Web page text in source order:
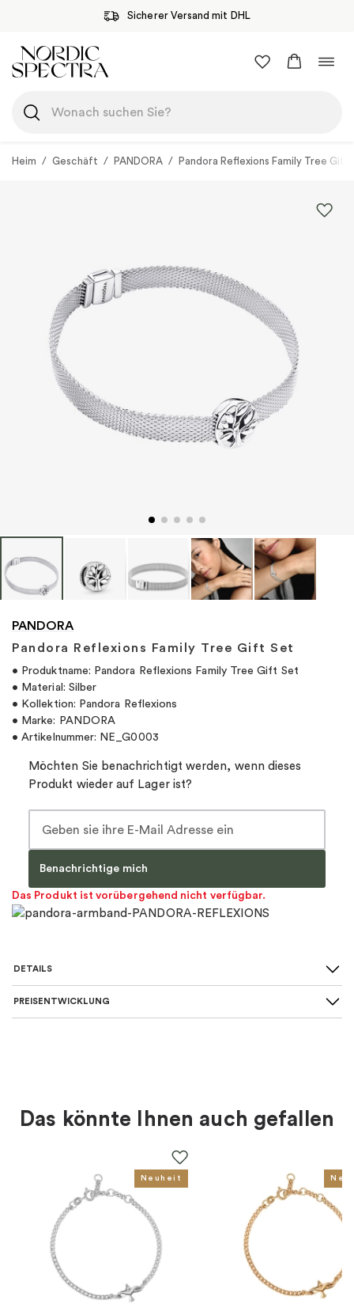
Sicherer Versand mit DHL
Inhalt
springen
Heim / Geschäft / PANDORA / Pandora Reflexions Family Tree Gift
PANDORA
Pandora Reflexions Family Tree Gift Set
• Produktname: Pandora Reflexions Family Tree Gift Set
• Material: Silber
• Kollektion: Pandora Reflexions
• Marke: PANDORA
• Artikelnummer: NE_G0003
Möchten Sie benachrichtigt werden, wenn dieses
Produkt wieder auf Lager ist?
Benachrichtige mich
Das Produkt ist vorübergehend nicht verfügbar.
DETAILS
SKU
Material: Silber
Baum des Lebens
Für wen Damen, Kinder
Kollektion Pandora Reflexions
PREISENTWICKLUNG
Das könnte Ihnen auch gefallen
Neuheit